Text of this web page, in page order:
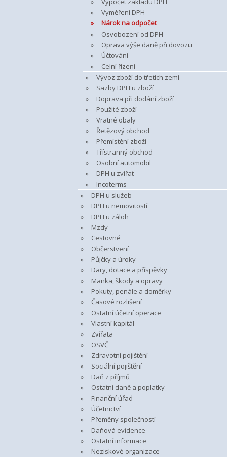
Vyměření DPH
Nárok na odpočet
Osvobození od DPH
Oprava výše daně při dovozu
Účtování
Celní řízení
Vývoz zboží do třetích zemí
Sazby DPH u zboží
Doprava při dodání zboží
Použité zboží
Vratné obaly
Řetězový obchod
Přemístění zboží
Třístranný obchod
Osobní automobil
DPH u zvířat
Incoterms
DPH u služeb
DPH u nemovitostí
DPH u záloh
Mzdy
Cestovné
Občerstvení
Půjčky a úroky
Dary, dotace a příspěvky
Manka, škody a opravy
Pokuty, penále a doměrky
Časové rozlišení
Ostatní účetní operace
Vlastní kapitál
Zvířata
OSVČ
Zdravotní pojištění
Sociální pojištění
Daň z příjmů
Ostatní daně a poplatky
Finanční úřad
Účetnictví
Přeměny společností
Daňová evidence
Ostatní informace
Neziskové organizace